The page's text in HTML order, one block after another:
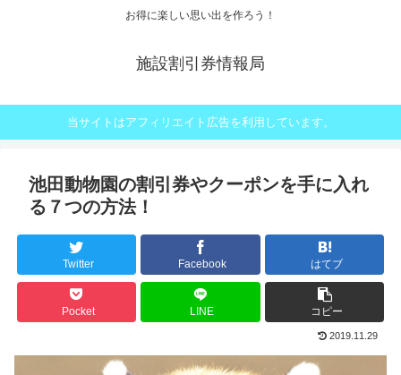
お得に楽しい思い出を作ろう！
施設割引券情報局
当サイトはアフィリエイト広告を利用しています。
池田動物園の割引券やクーポンを手に入れ
る７つの方法！
Twitter Facebook はてブ
Pocket LINE コピー
2019.11.29